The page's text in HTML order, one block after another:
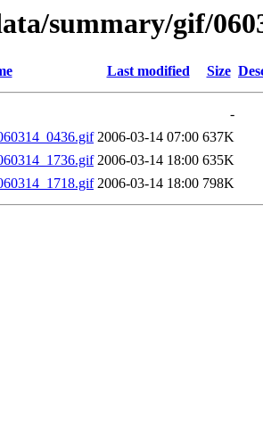
summary/gif/
Last modified Size
-
2006-03-14 07:00 637K
2006-03-14 18:00 635K
2006-03-14 18:00 798K